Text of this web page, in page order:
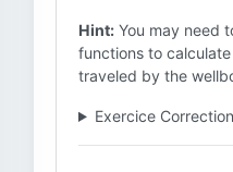
Hint: You may need
functions to
traveled by the
Exercice Correction